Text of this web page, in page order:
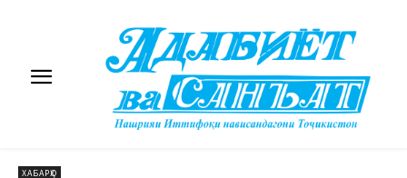
ХАБАРҲО